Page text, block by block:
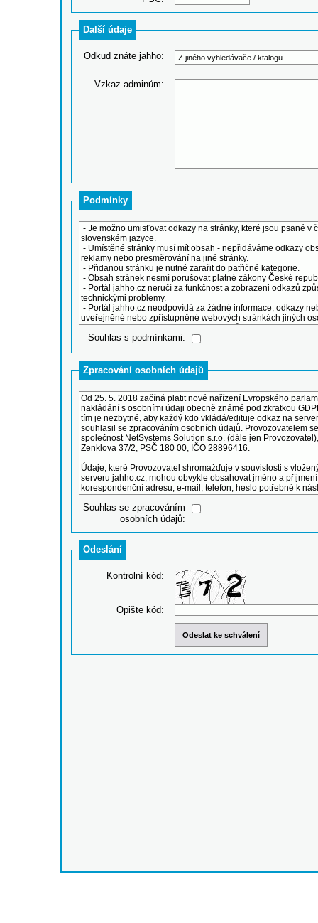
Další údaje
Odkud znáte jahho:
Vzkaz adminům:
Podmínky
Souhlas s podmínkami:
Zpracování osobních údajů
Souhlas se zpracováním
osobních údajů:
Odeslání
Kontrolní kód:
Opište kód: